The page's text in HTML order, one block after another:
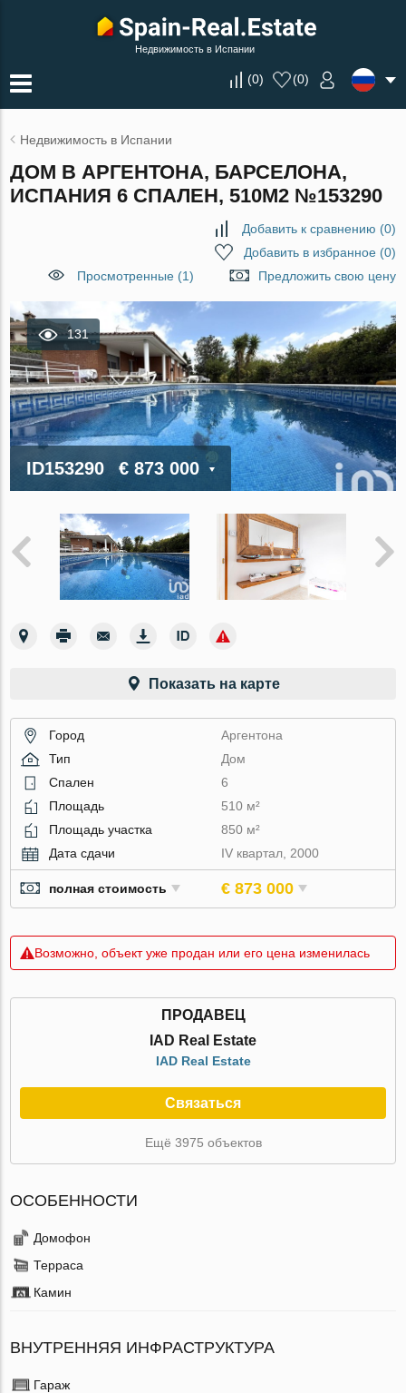
Недвижимость в Испании
(0) (0)
Недвижимость в Испании
ДОМ В АРГЕНТОНА, БАРСЕЛОНА,
ИСПАНИЯ 6 СПАЛЕН, 510М2 №153290
Добавить к сравнению (0)
Добавить в избранное(0)
Просмотренные (1)
Предложить свою цену
131
ID153290 € 873 000
Показать на карте
Город
Аргентона
Тип
Дом
Спален
6
Площадь
510 м²
Площадь участка
850 м²
Дата сдачи
IV квартал, 2000
полная стоимость € 873 000
Возможно, объект уже продан или его цена изменилась
ПРОДАВЕЦ
IAD Real Estate
IAD Real Estate
Связаться
Ещё 3975 объектов
ОСОБЕННОСТИ
Домофон
Терраса
Камин
ВНУТРЕННЯЯ ИНФРАСТРУКТУРА
Гараж